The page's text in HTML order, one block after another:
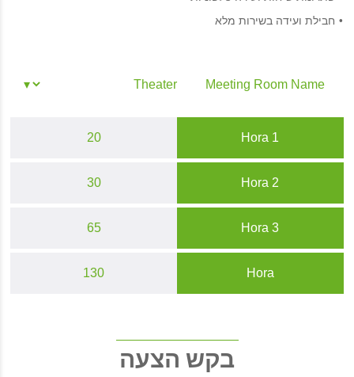
• חבילת ועידה בשירות מלא
Meeting Room Name
Hora 1
20
Hora 2
30
Hora 3
65
Hora
130
בקש הצעה